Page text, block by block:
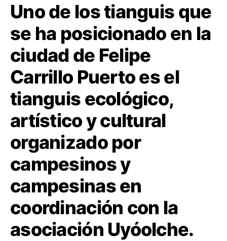
Uno de los tianguis que
se ha posicionado en la
ciudad de Felipe
Carrillo Puerto es el
tianguis ecológico,
artístico y cultural
organizado por
campesinos y
campesinas en
coordinación con la
asociación Uyóolche.